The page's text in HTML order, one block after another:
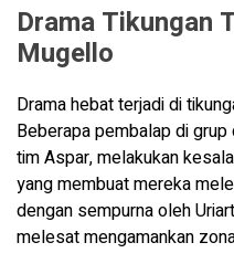
Drama Tikungan
Mugello
Drama hebat terjadi di
Beberapa pembalap di
tim Aspar, melakukan
yang membuat mereka
dengan sempurna oleh
melesat mengamankan